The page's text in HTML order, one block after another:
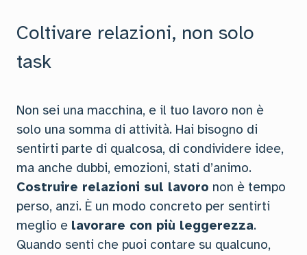
Coltivare relazioni, non solo
task
Non sei una macchina, e il tuo lavoro non è
solo una somma di attività. Hai bisogno di
sentirti parte di qualcosa, di condividere idee,
ma anche dubbi, emozioni, stati d’animo.
Costruire relazioni sul lavoro non è tempo
perso, anzi. È un modo concreto per sentirti
meglio e lavorare con più leggerezza.
Quando senti che puoi contare su qualcuno,